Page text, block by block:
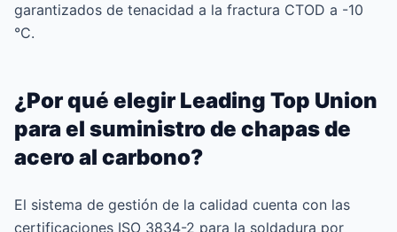
garantizados de tenacidad a la fractura CTOD a -10
°C.
¿Por qué elegir Leading Top Union
para el suministro de chapas de
acero al carbono?
El sistema de gestión de la calidad cuenta con las
certificaciones ISO 3834-2 para la soldadura por